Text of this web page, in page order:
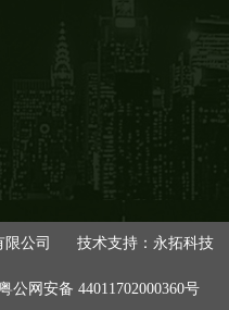
限公司 技术支持：永拓科技
公网安备 44011702000360号